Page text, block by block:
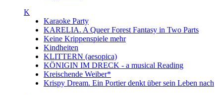
K
Karaoke Party
KARELIA. A Queer Forest Fantasy in Two Parts
Keine Krippenspiele mehr
Kindheiten
KLITTERN (aesopica)
KÖNIGIN IM DRECK - a musical Reading
Kreischende Weiber*
Krispy Dream. Ein Portier denkt über sein Leben nach